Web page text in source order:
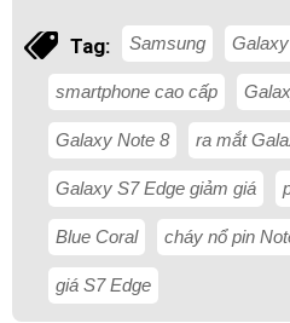
Tag: Samsung
smartphone cao cấp
Galaxy Note 8 ra mắt
Galaxy S7 Edge giảm giá
Blue Coral cháy nổ pin
giá S7 Edge